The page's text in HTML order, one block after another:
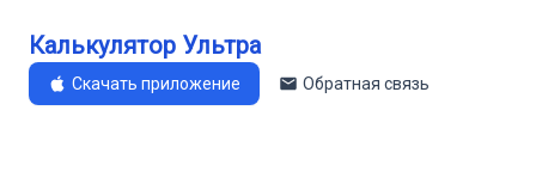
Калькулятор Ультра
Скачать приложение Обратная связь